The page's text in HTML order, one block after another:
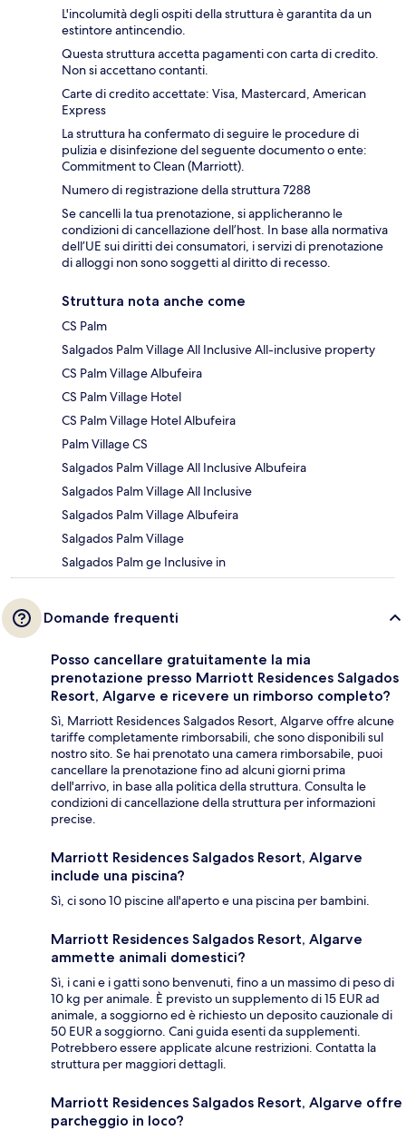
L'incolumità degli ospiti della struttura è garantita da un
estintore antincendio.
Questa struttura accetta pagamenti con carta di credito.
Non si accettano contanti.
Carte di credito accettate: Visa, Mastercard, American
Express
La struttura ha confermato di seguire le procedure di
pulizia e disinfezione del seguente documento o ente:
Commitment to Clean (Marriott).
Numero di registrazione della struttura 7288
Se cancelli la tua prenotazione, si applicheranno le
condizioni di cancellazione dell’host. In base alla normativa
dell’UE sui diritti dei consumatori, i servizi di prenotazione
di alloggi non sono soggetti al diritto di recesso.
Struttura nota anche come
CS Palm
Salgados Palm Village All Inclusive All-inclusive property
CS Palm Village Albufeira
CS Palm Village Hotel
CS Palm Village Hotel Albufeira
Palm Village CS
Salgados Palm Village All Inclusive Albufeira
Salgados Palm Village All Inclusive
Salgados Palm Village Albufeira
Salgados Palm Village
Salgados Palm ge Inclusive in
Domande frequenti
Posso cancellare gratuitamente la mia
prenotazione presso Marriott Residences Salgados
Resort, Algarve e ricevere un rimborso completo?
Sì, Marriott Residences Salgados Resort, Algarve offre alcune
tariffe completamente rimborsabili, che sono disponibili sul
nostro sito. Se hai prenotato una camera rimborsabile, puoi
cancellare la prenotazione fino ad alcuni giorni prima
dell'arrivo, in base alla politica della struttura. Consulta le
condizioni di cancellazione della struttura per informazioni
precise.
Marriott Residences Salgados Resort, Algarve
include una piscina?
Sì, ci sono 10 piscine all'aperto e una piscina per bambini.
Marriott Residences Salgados Resort, Algarve
ammette animali domestici?
Sì, i cani e i gatti sono benvenuti, fino a un massimo di peso di
10 kg per animale. È previsto un supplemento di 15 EUR ad
animale, a soggiorno ed è richiesto un deposito cauzionale di
50 EUR a soggiorno. Cani guida esenti da supplementi.
Potrebbero essere applicate alcune restrizioni. Contatta la
struttura per maggiori dettagli.
Marriott Residences Salgados Resort, Algarve offre
parcheggio in loco?